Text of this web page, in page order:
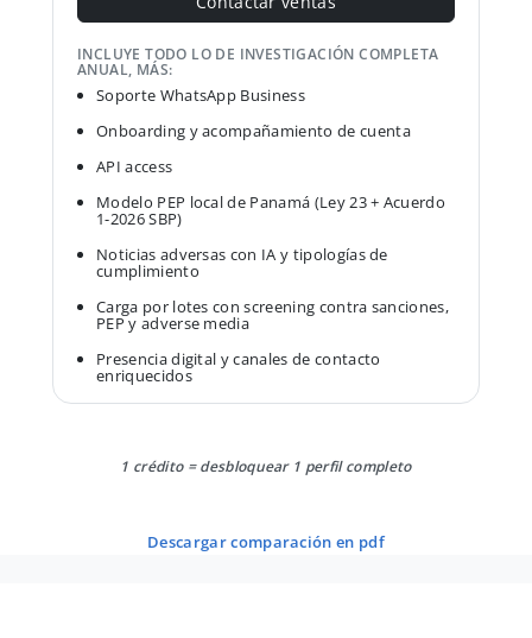
INCLUYE TODO LO DE INVESTIGACIÓN COMPLETA
ANUAL, MÁS:
Soporte WhatsApp Business
Onboarding y acompañamiento de cuenta
API access
Modelo PEP local de Panamá (Ley 23 + Acuerdo
1-2026 SBP)
Noticias adversas con IA y tipologías de
cumplimiento
Carga por lotes con screening contra sanciones,
PEP y adverse media
Presencia digital y canales de contacto
enriquecidos
1 crédito = desbloquear 1 perfil completo
descargar comparación en pdf